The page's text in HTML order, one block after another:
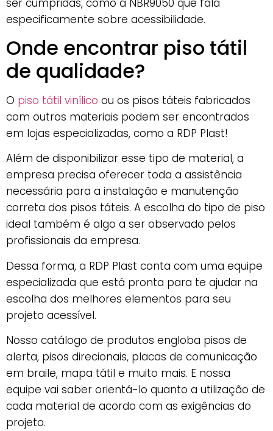
especificamente sobre acessibilidade.
Onde encontrar piso tátil
de qualidade?
O piso tátil vinílico ou os pisos táteis fabricados
com outros materiais podem ser encontrados
em lojas especializadas, como a RDP Plast!
Além de disponibilizar esse tipo de material, a
empresa precisa oferecer toda a assistência
necessária para a instalação e manutenção
correta dos pisos táteis. A escolha do tipo de piso
ideal também é algo a ser observado pelos
profissionais da empresa.
Dessa forma, a RDP Plast conta com uma equipe
especializada que está pronta para te ajudar na
escolha dos melhores elementos para seu
projeto acessível.
Nosso catálogo de produtos engloba pisos de
alerta, pisos direcionais, placas de comunicação
em braile, mapa tátil e muito mais. E nossa
equipe vai saber orientá-lo quanto a utilização de
cada material de acordo com as exigências do
projeto.